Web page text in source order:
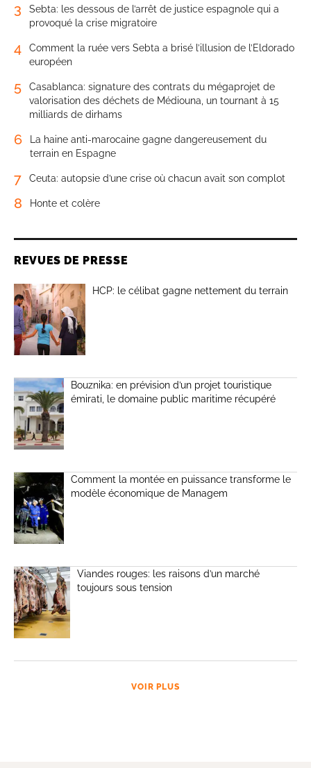
3
Sebta: les dessous de l’arrêt de justice espagnole qui a
provoqué la crise migratoire
4
Comment la ruée vers Sebta a brisé l’illusion de l’Eldorado
européen
5
Casablanca: signature des contrats du mégaprojet de
valorisation des déchets de Médiouna, un tournant à 15
milliards de dirhams
6
La haine anti-marocaine gagne dangereusement du
terrain en Espagne
7 Ceuta: autopsie d’une crise où chacun avait son complot
8 Honte et colère
REVUES DE PRESSE
HCP: le célibat gagne nettement du terrain
Bouznika: en prévision d’un projet touristique
émirati, le domaine public maritime récupéré
Comment la montée en puissance transforme le
modèle économique de Managem
Viandes rouges: les raisons d’un marché
toujours sous tension
VOIR PLUS